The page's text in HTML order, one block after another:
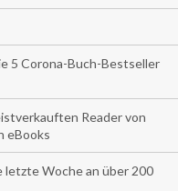
5 Corona-Buch-Bestseller
Reader von
eBooks
letzte Woche an über 200